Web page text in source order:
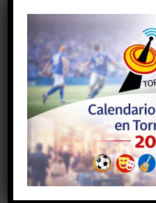
Los accesos a los baños se
puntos, y solo serán
puesto que durante el
podrá acceder a ellos. El
realizará por las entradas
para tal efecto. El Auditorio
cafetería para los alumnos
El dispositivo de montaje,